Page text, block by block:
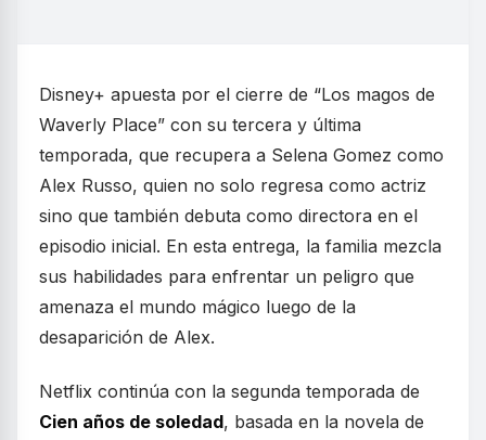
Disney+ apuesta por el cierre de “Los magos de
Waverly Place” con su tercera y última
temporada, que recupera a Selena Gomez como
Alex Russo, quien no solo regresa como actriz
sino que también debuta como directora en el
episodio inicial. En esta entrega, la familia mezcla
sus habilidades para enfrentar un peligro que
amenaza el mundo mágico luego de la
desaparición de Alex.
Netflix continúa con la segunda temporada de
Cien años de soledad, basada en la novela de